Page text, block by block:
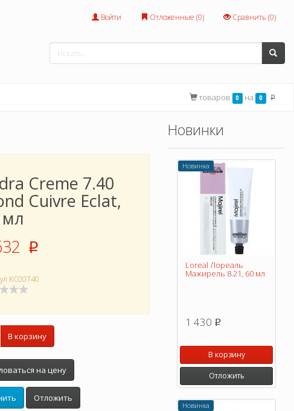
Войти Отложенные (0) Сравнить (0)
товаров 0 на 0 p
Сreme 7.40
Cuivre Eclat,
мл
p
KC00740
В корзину
на цену
Отложить
Новинки
Новинка
Loreal Лореаль
Мажирель 8.21, 60 мл
1 430 p
В корзину
Отложить
Новинка